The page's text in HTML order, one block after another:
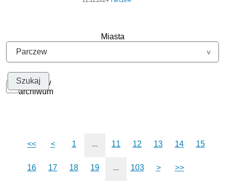
Miasta
Szukaj w
archiwum
<< < 1 ... 11 12 13 14 15
16 17 18 19 ... 103 > >>